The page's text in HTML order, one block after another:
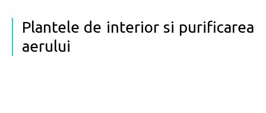
Plantele de interior si purificarea
aerului